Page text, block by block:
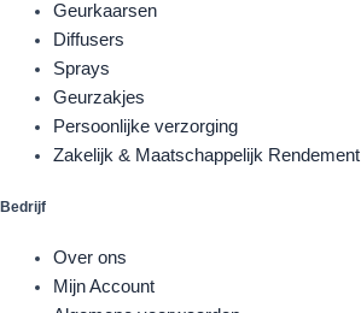
Geurkaarsen
Diffusers
Sprays
Geurzakjes
Persoonlijke verzorging
Zakelijk & Maatschappelijk Rendement
Bedrijf
Over ons
Mijn Account